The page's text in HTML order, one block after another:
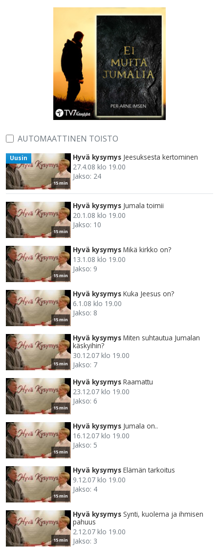
AUTOMAATTINEN TOISTO
15 min
Uusin Hyvä kysymys Jeesuksesta kertominen
27.4.08 klo 19.00
Jakso: 24
15 min
Hyvä kysymys Jumala toimii
20.1.08 klo 19.00
Jakso: 10
15 min
Hyvä kysymys Mikä kirkko on?
13.1.08 klo 19.00
Jakso: 9
15 min
Hyvä kysymys Kuka Jeesus on?
6.1.08 klo 19.00
Jakso: 8
15 min
Hyvä kysymys Miten suhtautua Jumalan
käskyihin?
30.12.07 klo 19.00
Jakso: 7
15 min
Hyvä kysymys Raamattu
23.12.07 klo 19.00
Jakso: 6
15 min
Hyvä kysymys Jumala on..
16.12.07 klo 19.00
Jakso: 5
15 min
Hyvä kysymys Elämän tarkoitus
9.12.07 klo 19.00
Jakso: 4
15 min
Hyvä kysymys Synti, kuolema ja ihmisen
pahuus
2.12.07 klo 19.00
Jakso: 3